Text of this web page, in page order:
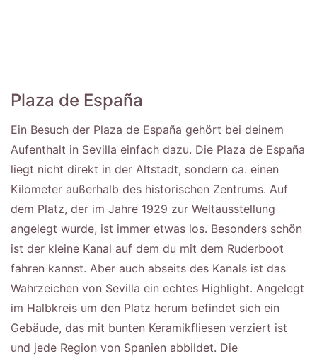
Plaza de España
Ein Besuch der Plaza de España gehört bei deinem
Aufenthalt in Sevilla einfach dazu. Die Plaza de España
liegt nicht direkt in der Altstadt, sondern ca. einen
Kilometer außerhalb des historischen Zentrums. Auf
dem Platz, der im Jahre 1929 zur Weltausstellung
angelegt wurde, ist immer etwas los. Besonders schön
ist der kleine Kanal auf dem du mit dem Ruderboot
fahren kannst. Aber auch abseits des Kanals ist das
Wahrzeichen von Sevilla ein echtes Highlight. Angelegt
im Halbkreis um den Platz herum befindet sich ein
Gebäude, das mit bunten Keramikfliesen verziert ist
und jede Region von Spanien abbildet. Die